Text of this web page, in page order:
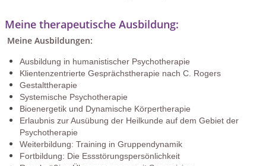
Meine therapeutische Ausbildung:
Meine Ausbildungen:
Ausbildung in humanistischer Psychotherapie
Klientenzentrierte Gesprächstherapie nach C. Rogers
Gestalttherapie
Systemische Psychotherapie
Bioenergetik und Dynamische Körpertherapie
Erlaubnis zur Ausübung der Heilkunde auf dem Gebiet der
Psychotherapie
Weiterbildung: Training in Gruppendynamik
Fortbildung: Die Essstörungspersönlichkeit